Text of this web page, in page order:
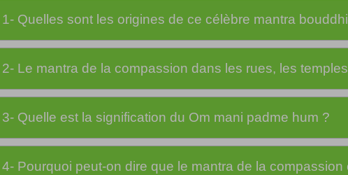
1- Quelles sont les origines de ce célèbre mantra
2- Le mantra de la compassion dans les rues, les temples
3- Quelle est la signification du Om mani padme hum ?
4- Pourquoi peut-on dire que le mantra de la